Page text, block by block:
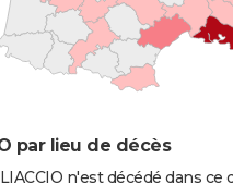
par lieu de décès
n'est décédé dans